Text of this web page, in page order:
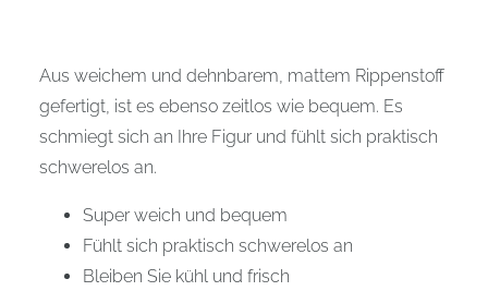
Aus weichem und dehnbarem, mattem Rippenstoff
gefertigt, ist es ebenso zeitlos wie bequem. Es
schmiegt sich an Ihre Figur und fühlt sich praktisch
schwerelos an.
Super weich und bequem
Fühlt sich praktisch schwerelos an
Bleiben Sie kühl und frisch